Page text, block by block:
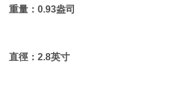
重量：0.93盎司
直徑：2.8英寸